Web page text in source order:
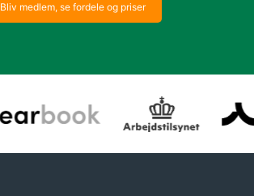
Bliv medlem, se fordele og priser